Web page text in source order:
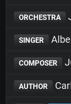
ORCHESTRA
SINGER
COMPOSER
AUTHOR